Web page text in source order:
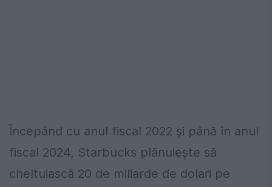
Începând cu anul fiscal 2022 și până în anul
fiscal 2024, Starbucks plănuiește să
cheltuiască 20 de miliarde de dolari pe